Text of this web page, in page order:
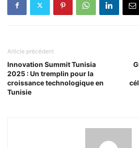
Article précédent
Innovation Summit Tunisia
2025 : Un tremplin pour la
croissance technologique en
Tunisie